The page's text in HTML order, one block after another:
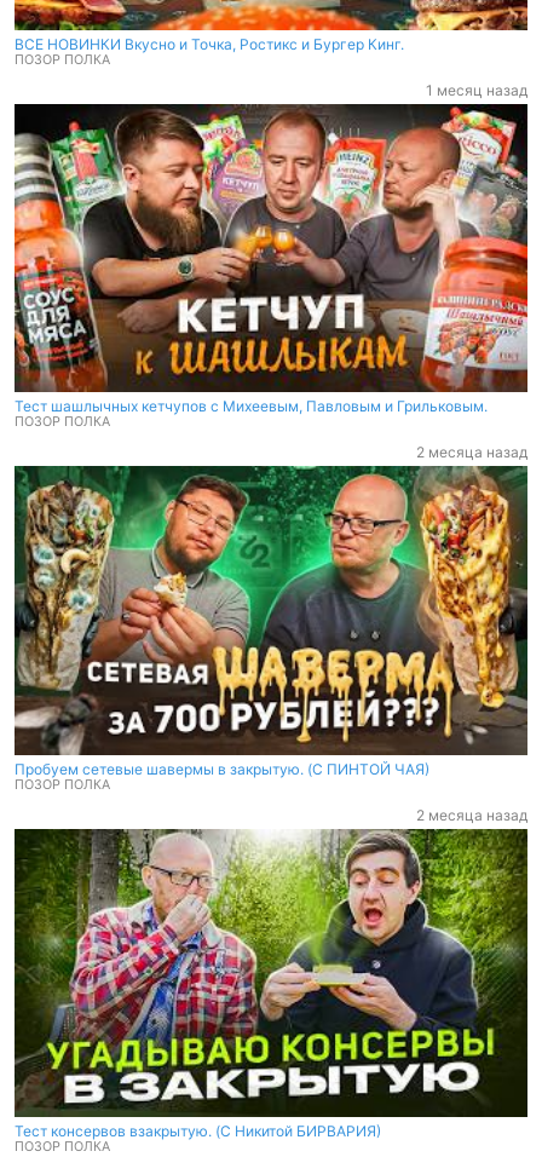
ВСЕ НОВИНКИ Вкусно и Точка, Ростикс и Бургер Кинг.
ПОЗОР ПОЛКА
1 месяц назад
Тест шашлычных кетчупов с Михеевым, Павловым и Грильковым.
ПОЗОР ПОЛКА
2 месяца назад
Пробуем сетевые шавермы в закрытую. (C ПИНТОЙ ЧАЯ)
ПОЗОР ПОЛКА
2 месяца назад
Тест консервов взакрытую. (C Никитой БИРВАРИЯ)
ПОЗОР ПОЛКА